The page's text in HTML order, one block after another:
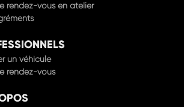
un véhicule
rendez-vous
légales